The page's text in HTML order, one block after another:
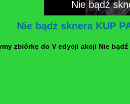
Nie bądź
Nie bądź sknera KUP
zbiórkę do V edycji akcji Nie